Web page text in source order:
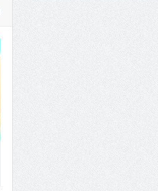
المؤشرات الجغرافية للتمور ورشة
عمل ينظمها موسم عنيزة